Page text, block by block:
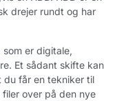
drejer rundt og har
, som er digitale,
Et sådant skifte kan
du får en tekniker til
over på den nye